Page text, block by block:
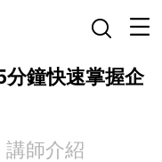
鐘快速掌握企
講師介紹